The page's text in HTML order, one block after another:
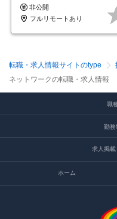
帰／全国募集・業務委託
非公開
フルリモートあり
転職・求人情報サイトのtype
ネットワークの転職・求人情報
職
勤務
求人掲
ホーム